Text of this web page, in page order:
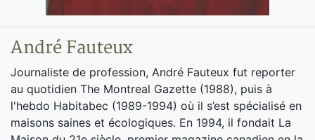
André Fauteux
Journaliste de profession, André Fauteux fut reporter
au quotidien The Montreal Gazette (1988), puis à
l'hebdo Habitabec (1989-1994) où il s’est spécialisé en
maisons saines et écologiques. En 1994, il fondait La